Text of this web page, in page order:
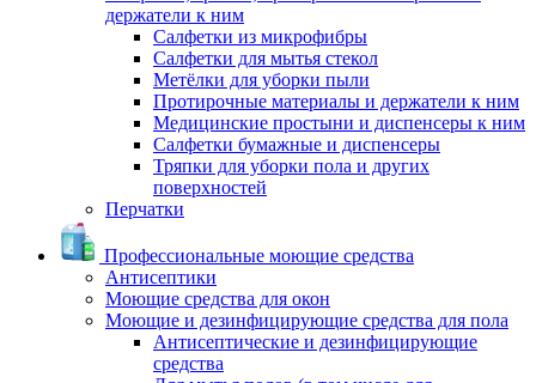
держатели к ним
Салфетки из микрофибры
Салфетки для мытья стекол
Метёлки для уборки пыли
Протирочные материалы и держатели к ним
Медицинские простыни и диспенсеры к ним
Салфетки бумажные и диспенсеры
Тряпки для уборки пола и других
поверхностей
Перчатки
Профессиональные моющие средства
Антисептики
Моющие средства для окон
Моющие и дезинфицирующие средства для пола
Антисептические и дезинфицирующие
средства